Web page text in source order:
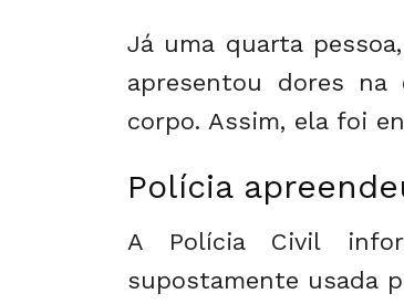
Já uma quarta
apresentou dores na
corpo. Assim, ela foi
Polícia
A Polícia Civil
supostamente usada